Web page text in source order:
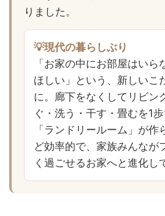
りました。
💡現代の暮らしぶり
「お家の中にお部屋はいら
ほしい」という、新しいこ
に。廊下をなくしてリビン
ぐ・洗う・干す・畳むを1
「ランドリールーム」が作
ど効率的で、家族みんなが
く過ごせるお家へと進化し